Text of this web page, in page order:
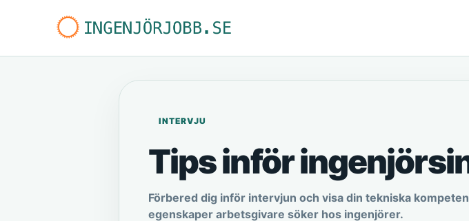
INTERVJU
Tips inför
Förbered dig inför intervjun och visa din tekniska
egenskaper arbetsgivare söker hos ingenjörer.